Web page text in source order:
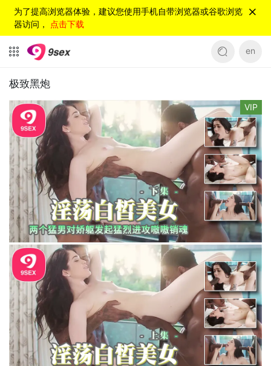
为了提高浏览器体验，建议您使用手机自带浏览器或谷歌浏览
器访问， 点击下载
en
极致黑炮
VIP